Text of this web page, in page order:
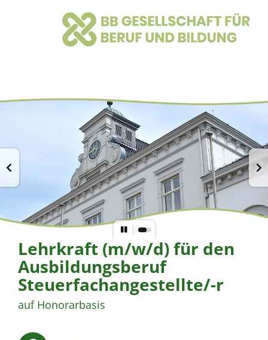
Lehrkraft (m/w/d) für den
Ausbildungsberuf
Steuerfachangestellte/-r
auf Honorarbasis